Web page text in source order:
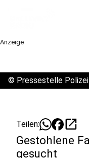
Anzeige
© Pressestelle
Teilen: open_in_new
Gestohlene
gesucht